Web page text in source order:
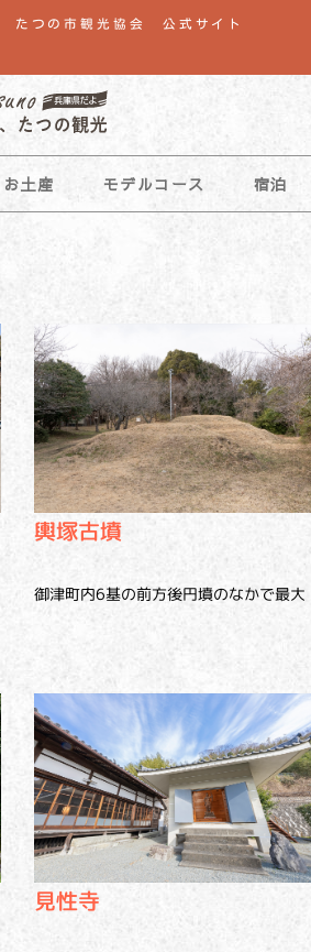
たつの市観光協会 公式サイト
お土産 モデルコース 宿泊
輿塚古墳
御津町内6基の前方後円墳のなかで最大
見性寺